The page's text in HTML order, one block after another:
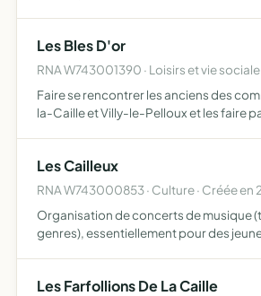
Les Bles D'or
RNA W743001390 · Loisirs et vie sociale
Faire se rencontrer les anciens des
la-Caille et Villy-le-Pelloux et les faire
Les Cailleux
RNA W743000853 · Culture · Créée en
Organisation de concerts de musique
genres), essentiellement pour des
de …
Les Farfollions De La Caille